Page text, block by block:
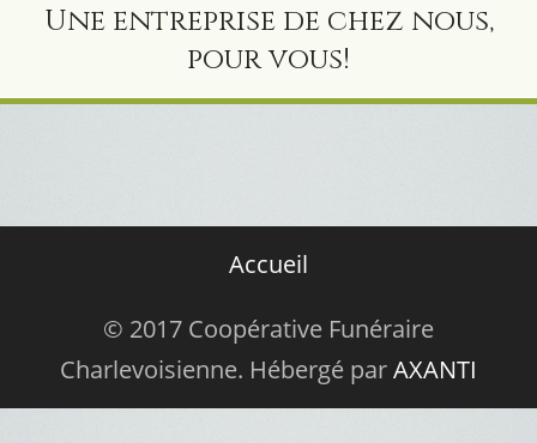
Une entreprise de chez nous,
pour vous!
Accueil
© 2017 Coopérative Funéraire
Charlevoisienne. Hébergé parAXANTI